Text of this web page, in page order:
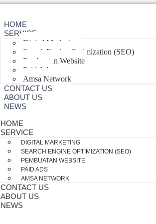
HOME
SERVICE
Digital Marketing
Search Engine Optimization (SEO)
Pembuatan Website
Paid Ads
Amsa Network
CONTACT US
ABOUT US
NEWS
HOME
SERVICE
DIGITAL MARKETING
SEARCH ENGINE OPTIMIZATION (SEO)
PEMBUATAN WEBSITE
PAID ADS
AMSA NETWORK
CONTACT US
ABOUT US
NEWS